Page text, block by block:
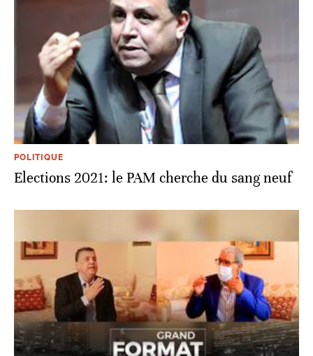
POLITIQUE
Elections 2021: le PAM cherche du sang neuf